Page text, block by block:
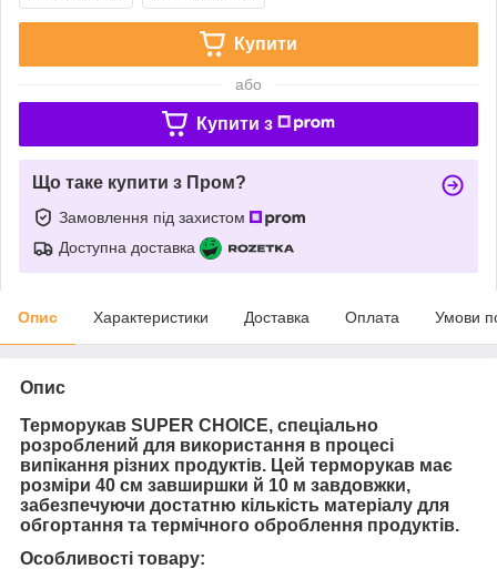
Купити
або
Купити з
Що таке купити з Пром?
Замовлення під захистом
Доступна доставка
Опис Характеристики Доставка Оплата Умови
Опис
Терморукав SUPER CHOICE, спеціально
розроблений для використання в процесі
випікання різних продуктів. Цей терморукав має
розміри 40 см завширшки й 10 м завдовжки,
забезпечуючи достатню кількість матеріалу для
обгортання та термічного оброблення продуктів.
Особливості товару: